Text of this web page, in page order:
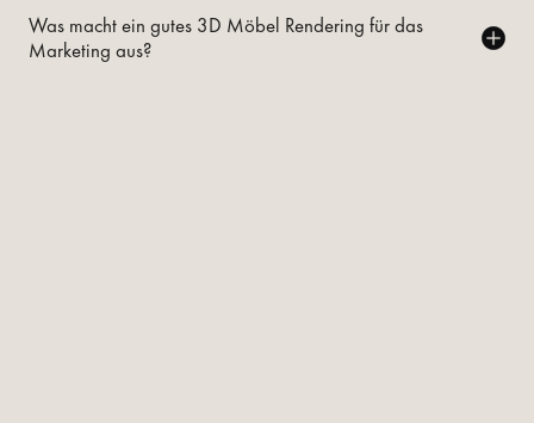
Was macht ein gutes 3D Möbel Rendering für das
Marketing aus?